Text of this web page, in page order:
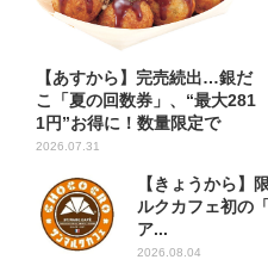
【あすから】完売続出…銀だ
こ「夏の回数券」、“最大281
1円”お得に！数量限定で
2026.07.31
【きょうから
ルクカフェ初の
ア...
2026.08.04